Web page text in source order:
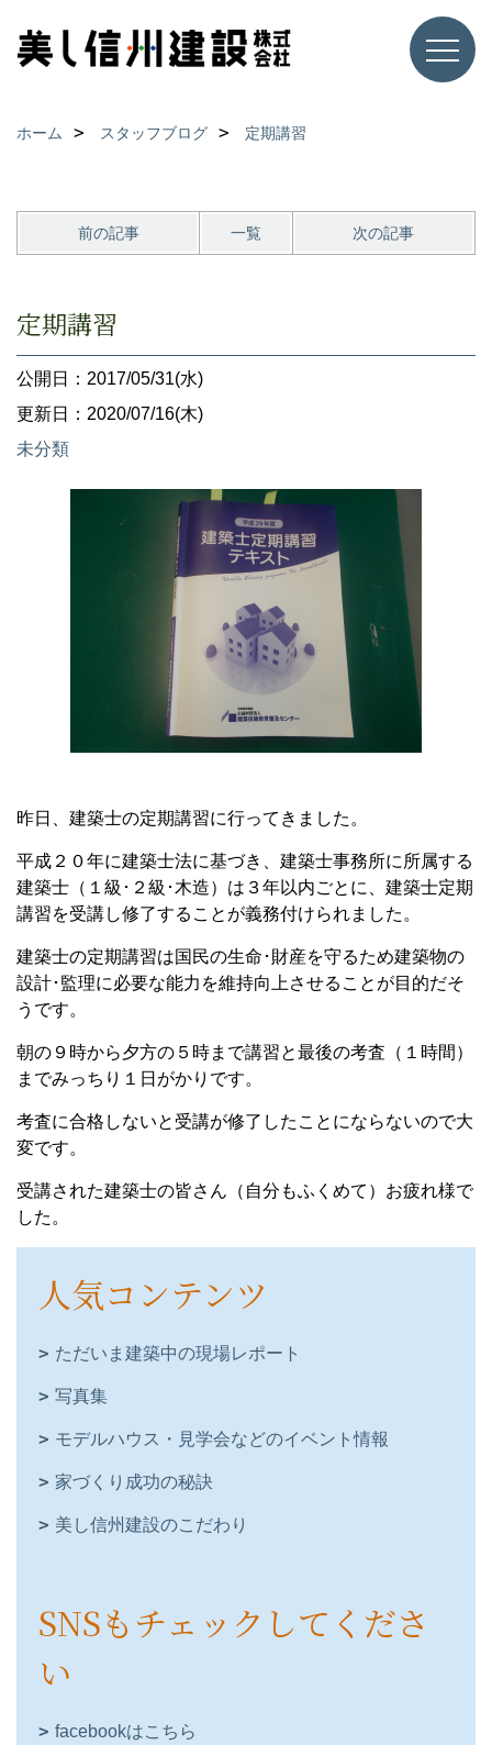
ホーム スタッフブログ 定期講習
前の記事 一覧 次の記事
定期講習
公開日：2017/05/31(水)
更新日：2020/07/16(木)
未分類
昨日、建築士の定期講習に行ってきました。
平成２０年に建築士法に基づき、建築士事務所に所属する
建築士（１級･２級･木造）は３年以内ごとに、建築士定期
講習を受講し修了することが義務付けられました。
建築士の定期講習は国民の生命･財産を守るため建築物の
設計･監理に必要な能力を維持向上させることが目的だそ
うです。
朝の９時から夕方の５時まで講習と最後の考査（１時間）
までみっちり１日がかりです。
考査に合格しないと受講が修了したことにならないので大
変です。
受講された建築士の皆さん（自分もふくめて）お疲れ様で
した。
人気コンテンツ
ただいま建築中の現場レポート
写真集
モデルハウス・見学会などのイベント情報
家づくり成功の秘訣
美し信州建設のこだわり
SNSもチェックしてくださ
い
facebookはこちら